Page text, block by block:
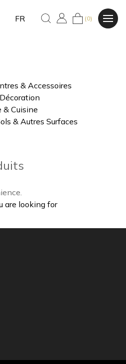
FR (0)
& Accessoires
Cuisine
& Autres Surfaces
are looking for